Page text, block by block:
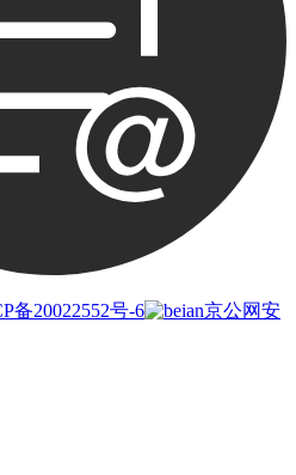
备20022552号-6
京公网安